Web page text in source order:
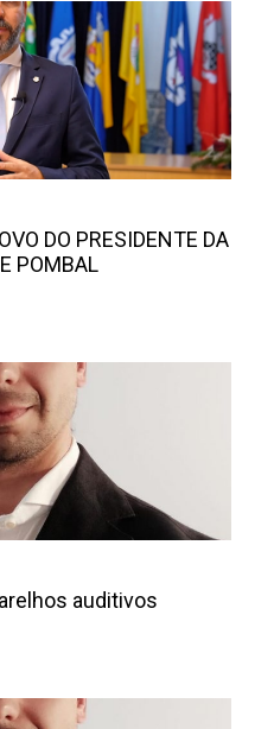
DO PRESIDENTE DA
POMBAL
auditivos